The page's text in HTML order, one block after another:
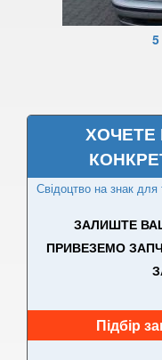
3 Series F34
4 Series F32
4 Series F33
4 Series F36
M4 F82/F83
M5 E39
5 Series E60
Свідоцтво на знак для
ЗАЛИШТЕ
ПРИВЕЗЕМО
Підбір